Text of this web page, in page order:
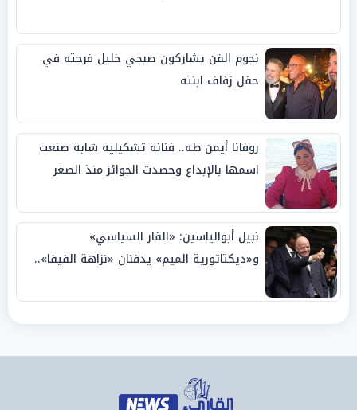
نجوم الفن يشاركون صبحي خليل فرحته في
حفل زفاف ابنته
روفانا أيمن طه.. فنانة تشكيلية شابة صنعت
اسمها بالإبداع وحصدت الجوائز منذ الصغر
نبيل أبوالياسين: «الفار السياسي»
و«ديكتاتورية الميم» يدفنان «نزاهة الفيفا»..